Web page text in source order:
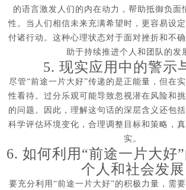
的语言激发人们的内在动力，帮助抵御负面
性。当人们相信未来充满希望时，更容易设
付诸行动。这种心理状态对于面对挫折和不
助于持续推进个人和团队的发
5. 现实应用中的警示
尽管“前途一片大好”传递的是正能量，但在
性看待。过分乐观可能导致忽视潜在风险和
的问题。因此，理解这句话的深层含义还包
科学评估环境变化，合理调整目标和策略，
实。
6. 如何利用“前途一片大好
个人和社会发展
要充分利用“前途一片大好”的积极力量，需